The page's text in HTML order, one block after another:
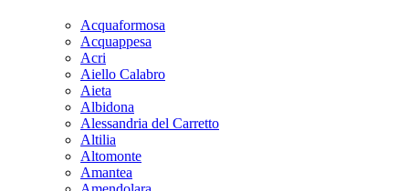
Acquaformosa
Acquappesa
Acri
Aiello Calabro
Aieta
Albidona
Alessandria del Carretto
Altilia
Altomonte
Amantea